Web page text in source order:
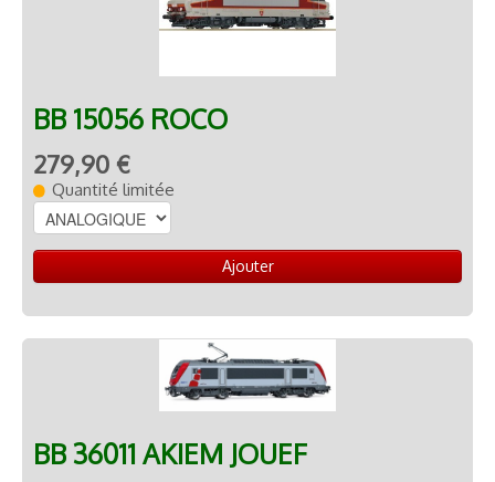
BB 15056 ROCO
279,90 €
Quantité limitée
Ajouter
BB 36011 AKIEM JOUEF